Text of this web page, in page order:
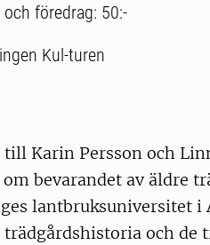
och föredrag: 50:-
Kul-turen
Karin Persson och
bevarandet av äldre
lantbruksuniversitet i
och de